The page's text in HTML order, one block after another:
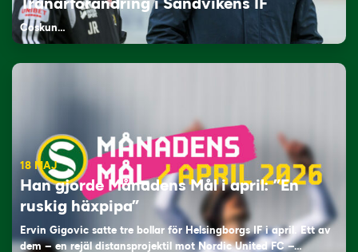
Coskun…
18 MAJ
Han gjorde Månadens Mål i april: ”En
ruskig häxpipa”
Ervin Gigovic satte tre bollar för Helsingborgs IF i april. Ett av
dem – en rejäl distansprojektil mot Nordic United FC –…